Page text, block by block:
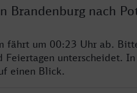
Brandenburg nach
fährt um 00:23 Uhr ab.
Feiertagen unterscheidet.
einen Blick.